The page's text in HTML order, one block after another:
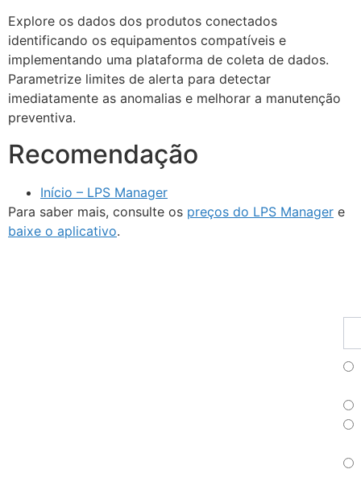
Explore os dados dos produtos conectados
identificando os equipamentos compatíveis e
implementando uma plataforma de coleta de dados.
Parametrize limites de alerta para detectar
imediatamente as anomalias e melhorar a manutenção
preventiva.
Recomendação
Início – LPS Manager
Para saber mais, consulte os preços do LPS Manager e
baixe o aplicativo.